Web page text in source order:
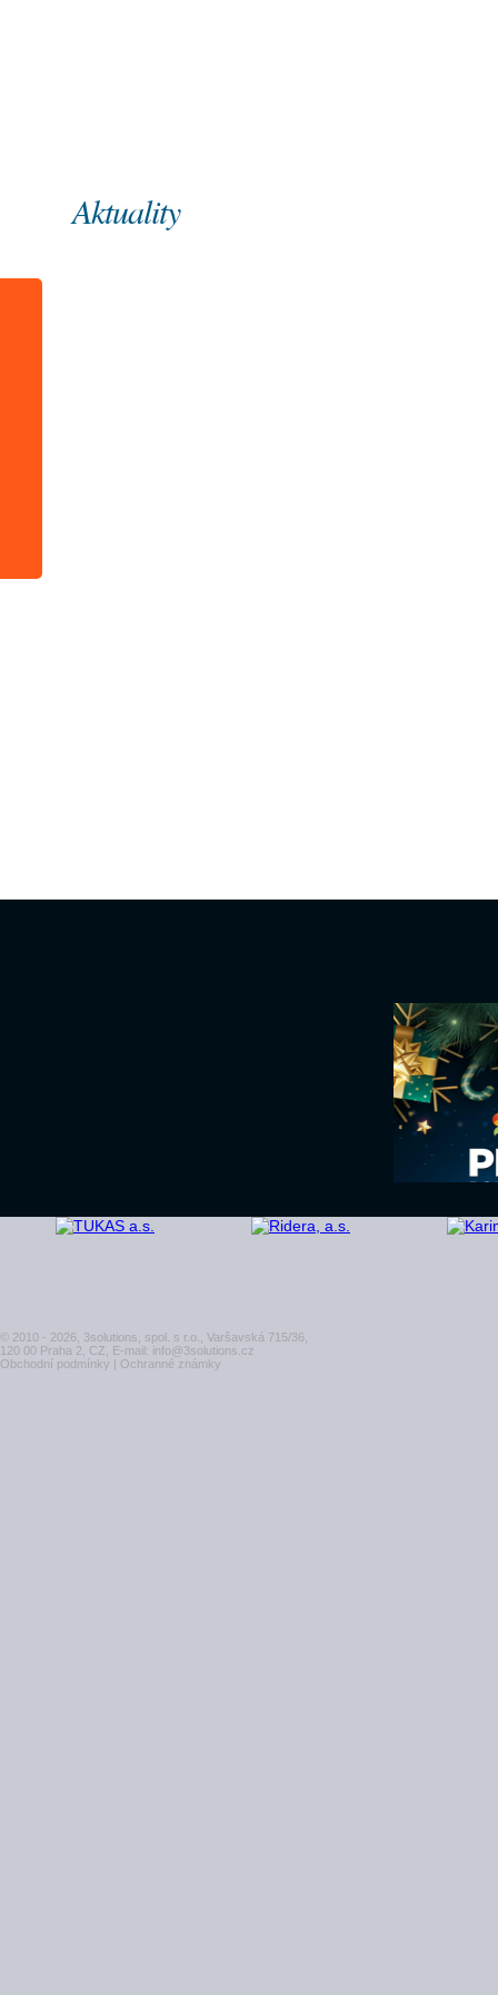
Aktuality
© 2010 - 2026, 3solutions, spol. s r.o., Varšavská 715/36,
120 00 Praha 2, CZ, E-mail: info@3solutions.cz
Obchodní podmínky | Ochranné známky